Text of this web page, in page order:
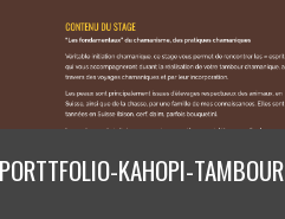
KAHOPI-TAMBOUR